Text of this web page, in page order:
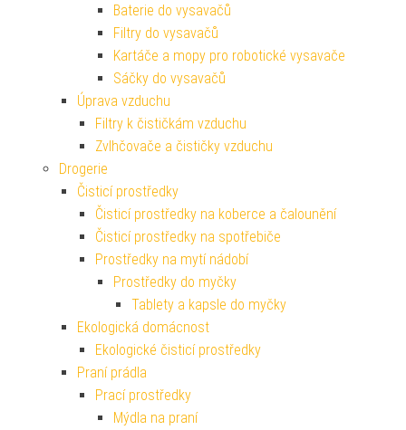
Baterie do vysavačů
Filtry do vysavačů
Kartáče a mopy pro robotické vysavače
Sáčky do vysavačů
Úprava vzduchu
Filtry k čističkám vzduchu
Zvlhčovače a čističky vzduchu
Drogerie
Čisticí prostředky
Čisticí prostředky na koberce a čalounění
Čisticí prostředky na spotřebiče
Prostředky na mytí nádobí
Prostředky do myčky
Tablety a kapsle do myčky
Ekologická domácnost
Ekologické čisticí prostředky
Praní prádla
Prací prostředky
Mýdla na praní